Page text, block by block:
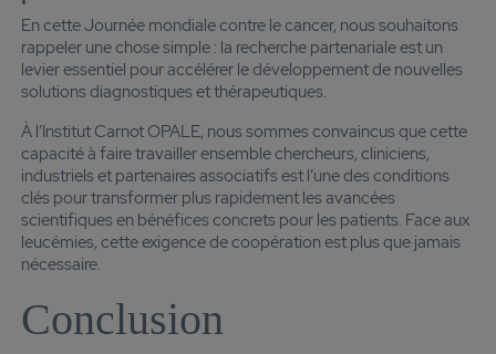
En cette Journée mondiale contre le cancer, nous souhaitons
rappeler une chose simple : la recherche partenariale est un
levier essentiel pour accélérer le développement de nouvelles
solutions diagnostiques et thérapeutiques.
À l’Institut Carnot OPALE, nous sommes convaincus que cette
capacité à faire travailler ensemble chercheurs, cliniciens,
industriels et partenaires associatifs est l’une des conditions
clés pour transformer plus rapidement les avancées
scientifiques en bénéfices concrets pour les patients. Face aux
leucémies, cette exigence de coopération est plus que jamais
nécessaire.
Conclusion